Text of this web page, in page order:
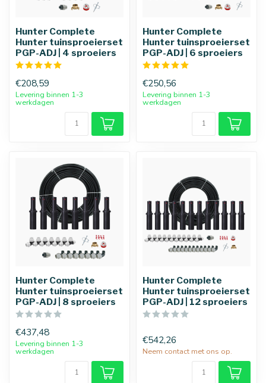
Hunter Complete
Hunter tuinsproeierset
PGP-ADJ | 4 sproeiers
€208,59
Levering binnen 1-3
werkdagen
Hunter Complete
Hunter tuinsproeierset
PGP-ADJ | 6 sproeiers
€250,56
Levering binnen 1-3
werkdagen
Hunter Complete
Hunter tuinsproeierset
PGP-ADJ | 8 sproeiers
€437,48
Levering binnen 1-3
werkdagen
Hunter Complete
Hunter tuinsproeierset
PGP-ADJ | 12 sproeiers
€542,26
Neem contact met ons op.